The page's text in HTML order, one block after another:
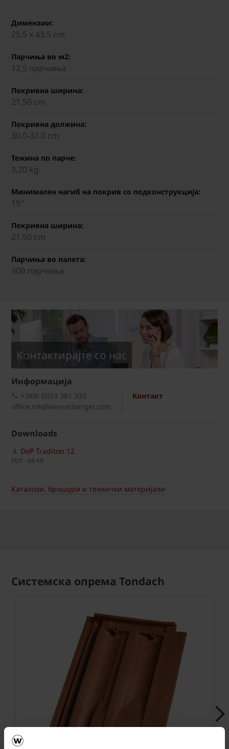
Димензии:
25.5 х 43.5 cm
Парчиња во м2:
12.5 парчиња
Покривна ширина:
21,50 cm
Покривна должина:
30.0-37.0 cm
Тежина по парче:
3,20 kg
Минимален нагиб на покрив со подконструкција:
15°
Покривна ширина:
21,50 cm
Парчиња во палета:
300 парчиња
Kонтактирајте со нас
Информациja
Контакт
+389/ (0)33 361 332
office.mk@wienerberger.com
Downloads
DoP Traditon 12
PDF - 88 KB
Каталози, брошури и технички материјали
Системска опрема Tondach
Next